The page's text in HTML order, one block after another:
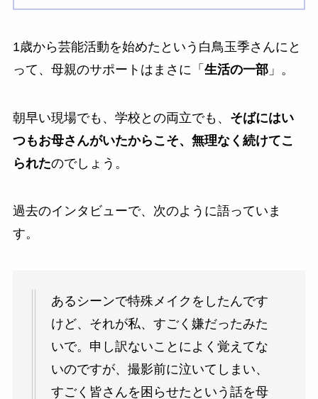
1歳から芸能活動を始めたという白鳥玉季さんにと
って、母親のサポートはまさに「 生活の一部」。
朝早い現場でも、学校との両立でも、 そばにはい
つもお母さんがいたからこそ、無理なく続けてこ
られたのでしょう。
過去のインタビューで、次のように語っていま
す。
あるシーンで特殊メイクをしたんです
けど、それが私、すごく嫌だったみた
いで。申し訳ないことによく覚えてな
いのですが、撮影前に泣いてしまい、
すごく皆さんを困らせたという話を母